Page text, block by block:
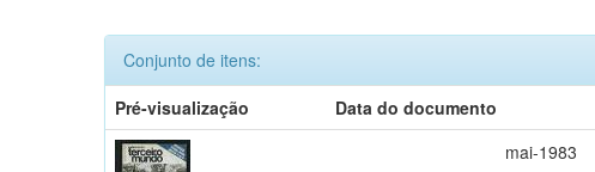
Conjunto de itens:
Pré-visualização
Data do documento
mai-1983